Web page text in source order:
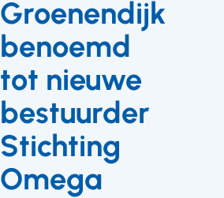
Groenendijk
benoemd
tot nieuwe
bestuurder
Stichting
Omega